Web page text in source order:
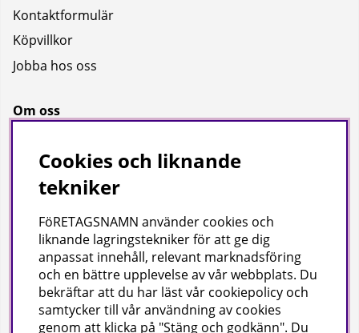
Kontaktformulär
Köpvillkor
Jobba hos oss
Om oss
Bransch
Kataloger
Företagsuppgifter
Visab i Skandinavien AB
Din lokala leverantör av städ- och hygienprodukter.
Cookies och liknande
tekniker
FöRETAGSNAMN använder cookies och
liknande lagringstekniker för att ge dig
anpassat innehåll, relevant marknadsföring
och en bättre upplevelse av vår webbplats. Du
bekräftar att du har läst vår cookiepolicy och
samtycker till vår användning av cookies
genom att klicka på "Stäng och godkänn". Du